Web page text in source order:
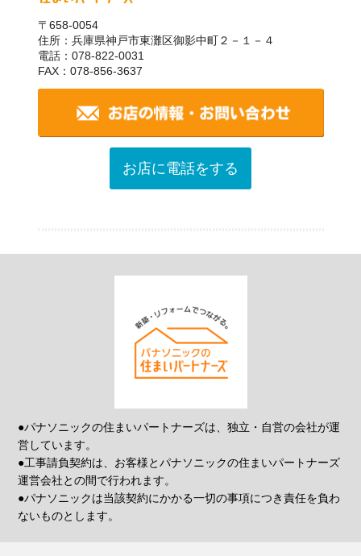
〒658-0054
住所：兵庫県神戸市東灘区御影中町２－１－４
電話：078-822-0031
FAX：078-856-3637
お店に電話をする
●パナソニックの住まいパートナーズは、独立・自営の会社が運
営しています。
●工事請負契約は、お客様とパナソニックの住まいパートナーズ
運営会社との間で行われます。
●パナソニックは当該契約にかかる一切の事項につき責任を負わ
ないものとします。